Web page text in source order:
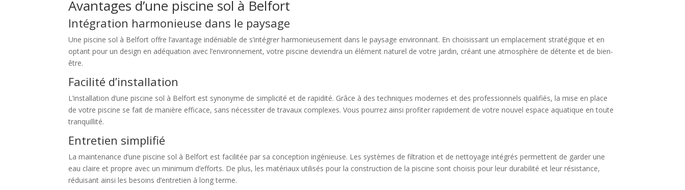
Avantages d’une piscine sol à Belfort
Intégration harmonieuse dans le paysage
Une piscine sol à Belfort offre l’avantage indéniable de s’intégrer harmonieusement dans le paysage environnant. En choisissant un emplacement stratégique et en
optant pour un design en adéquation avec l’environnement, votre piscine deviendra un élément naturel de votre jardin, créant une atmosphère de détente et de bien-
être.
Facilité d’installation
L’installation d’une piscine sol à Belfort est synonyme de simplicité et de rapidité. Grâce à des techniques modernes et des professionnels qualifiés, la mise en place
de votre piscine se fait de manière efficace, sans nécessiter de travaux complexes. Vous pourrez ainsi profiter rapidement de votre nouvel espace aquatique en toute
tranquillité.
Entretien simplifié
La maintenance d’une piscine sol à Belfort est facilitée par sa conception ingénieuse. Les systèmes de filtration et de nettoyage intégrés permettent de garder une
eau claire et propre avec un minimum d’efforts. De plus, les matériaux utilisés pour la construction de la piscine sont choisis pour leur durabilité et leur résistance,
réduisant ainsi les besoins d’entretien à long terme.